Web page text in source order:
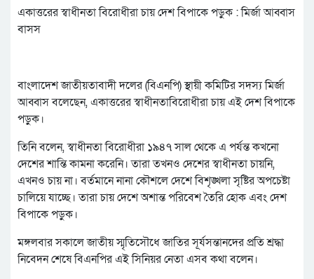
একাত্তরের স্বাধীনতা বিরোধীরা চায় দেশ বিপাকে পড়ুক : মির্জা আব্বাস
বাসস
বাংলাদেশ জাতীয়তাবাদী দলের (বিএনপি) স্থায়ী কমিটির সদস্য মির্জা
আব্বাস বলেছেন, একাত্তরের স্বাধীনতাবিরোধীরা চায় এই দেশ বিপাকে
পড়ুক।
তিনি বলেন, স্বাধীনতা বিরোধীরা ১৯৪৭ সাল থেকে এ পর্যন্ত কখনো
দেশের শান্তি কামনা করেনি। তারা তখনও দেশের স্বাধীনতা চায়নি,
এখনও চায় না। বর্তমানে নানা কৌশলে দেশে বিশৃঙ্খলা সৃষ্টির অপচেষ্টা
চালিয়ে যাচ্ছে। তারা চায় দেশে অশান্ত পরিবেশ তৈরি হোক এবং দেশ
বিপাকে পড়ুক।
মঙ্গলবার সকালে জাতীয় স্মৃতিসৌধে জাতির সূর্যসন্তানদের প্রতি শ্রদ্ধা
নিবেদন শেষে বিএনপির এই সিনিয়র নেতা এসব কথা বলেন।